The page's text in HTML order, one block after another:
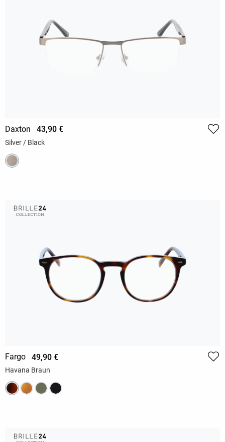
Daxton 43,90 €
Silver / Black
Fargo 49,90 €
Havana Braun